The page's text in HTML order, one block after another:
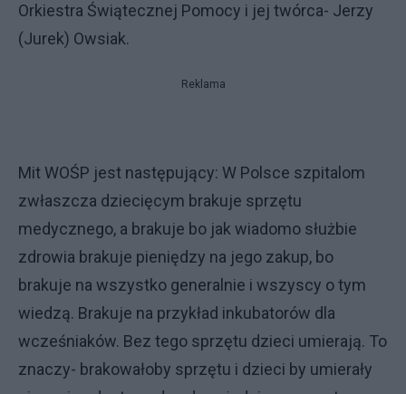
Orkiestra Świątecznej Pomocy i jej twórca- Jerzy
(Jurek) Owsiak.
Reklama
Mit WOŚP jest następujący: W Polsce szpitalom
zwłaszcza dziecięcym brakuje sprzętu
medycznego, a brakuje bo jak wiadomo służbie
zdrowia brakuje pieniędzy na jego zakup, bo
brakuje na wszystko generalnie i wszyscy o tym
wiedzą. Brakuje na przykład inkubatorów dla
wcześniaków. Bez tego sprzętu dzieci umierają. To
znaczy- brakowałoby sprzętu i dzieci by umierały